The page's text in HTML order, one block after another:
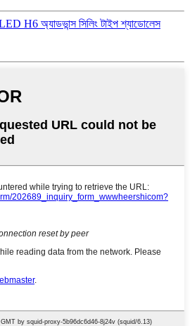
H6 অ্যাডভান্স সিলিং টাইপ শ্যাডোলেস